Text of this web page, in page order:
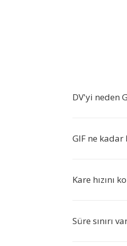
DV'yi neden
GIF ne
Kare hızını
Süre sınırı